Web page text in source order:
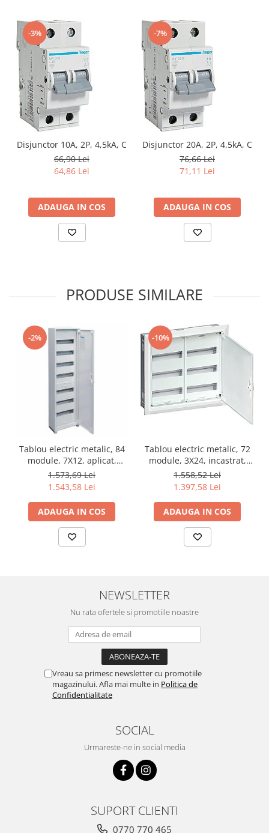
-3%
Disjunctor 10A, 2P, 4,5kA, C
66,90 Lei
64,86 Lei
ADAUGA IN COS
-7%
Disjunctor 20A, 2P, 4,5kA, C
76,66 Lei
71,11 Lei
ADAUGA IN COS
PRODUSE SIMILARE
-2%
Tablou electric metalic, 84
module, 7X12, aplicat,
Hager, Univers, IP44,
FWB71S
1.573,69 Lei
1.543,58 Lei
ADAUGA IN COS
-10%
Tablou electric metalic, 72
module, 3X24, incastrat,
Hager, Univers, IP30,
FWU32S
1.558,52 Lei
1.397,58 Lei
ADAUGA IN COS
NEWSLETTER
Nu rata ofertele si promotiile noastre
Vreau sa primesc newsletter cu promotiile
magazinului. Afla mai multe in Politica de
Confidentialitate
SOCIAL
Urmareste-ne in social media
SUPORT CLIENTI
0770 770 465